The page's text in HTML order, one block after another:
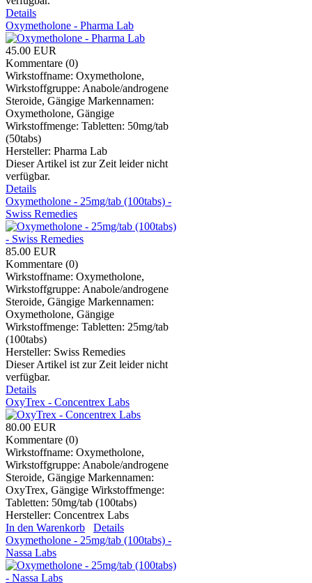
Details
Oxymetholone - Pharma Lab
45.00 EUR
Kommentare (0)
Wirkstoffname: Oxymetholone,
Wirkstoffgruppe: Anabole/androgene
Steroide, Gängige Markennamen:
Oxymetholone, Gängige
Wirkstoffmenge: Tabletten: 50mg/tab
(50tabs)
Hersteller: Pharma Lab
Dieser Artikel ist zur Zeit leider nicht
verfügbar.
Details
Oxymetholone - 25mg/tab (100tabs) -
Swiss Remedies
85.00 EUR
Kommentare (0)
Wirkstoffname: Oxymetholone,
Wirkstoffgruppe: Anabole/androgene
Steroide, Gängige Markennamen:
Oxymetholone, Gängige
Wirkstoffmenge: Tabletten: 25mg/tab
(100tabs)
Hersteller: Swiss Remedies
Dieser Artikel ist zur Zeit leider nicht
verfügbar.
Details
OxyTrex - Concentrex Labs
80.00 EUR
Kommentare (0)
Wirkstoffname: Oxymetholone,
Wirkstoffgruppe: Anabole/androgene
Steroide, Gängige Markennamen:
OxyTrex, Gängige Wirkstoffmenge:
Tabletten: 50mg/tab (100tabs)
Hersteller: Concentrex Labs
In den Warenkorb
Details
Oxymetholone - 25mg/tab (100tabs) -
Nassa Labs